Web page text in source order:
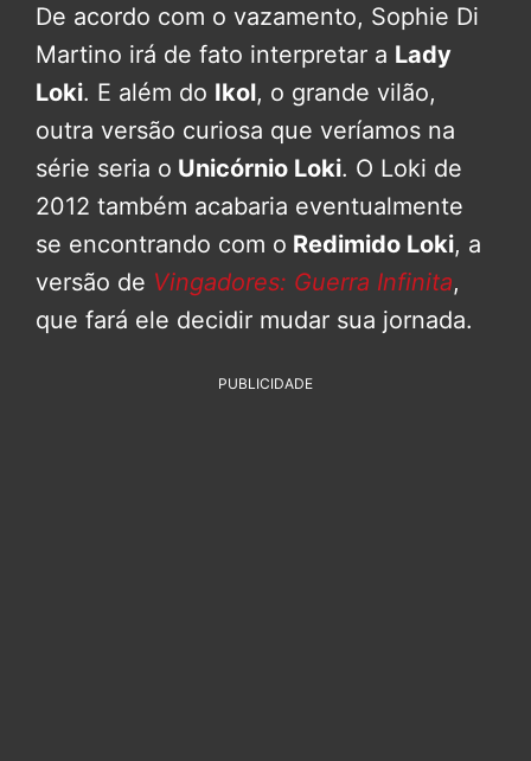
De acordo com o vazamento, Sophie Di
Martino irá de fato interpretar a Lady
Loki. E além do Ikol, o grande vilão,
outra versão curiosa que veríamos na
série seria o Unicórnio Loki. O Loki de
2012 também acabaria eventualmente
se encontrando com o Redimido Loki, a
versão de Vingadores: Guerra Infinita,
que fará ele decidir mudar sua jornada.
PUBLICIDADE